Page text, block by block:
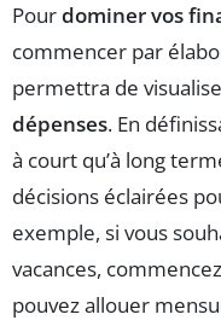
Pourdominer vos
commencer par
permettra de
dépenses. En
à court qu’à long
décisions éclairées
exemple, si vous
vacances,
pouvez allouer